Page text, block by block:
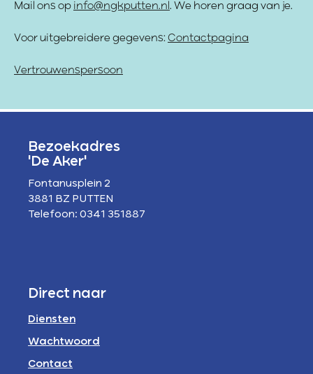
Mail ons op info@ngkputten.nl . We horen graag van je.
Voor uitgebreidere gegevens: Contactpagina
Vertrouwenspersoon
Bezoekadres
'De Aker'
Fontanusplein 2
3881 BZ PUTTEN
Telefoon: 0341 351887
Direct naar
Diensten
Wachtwoord
Contact